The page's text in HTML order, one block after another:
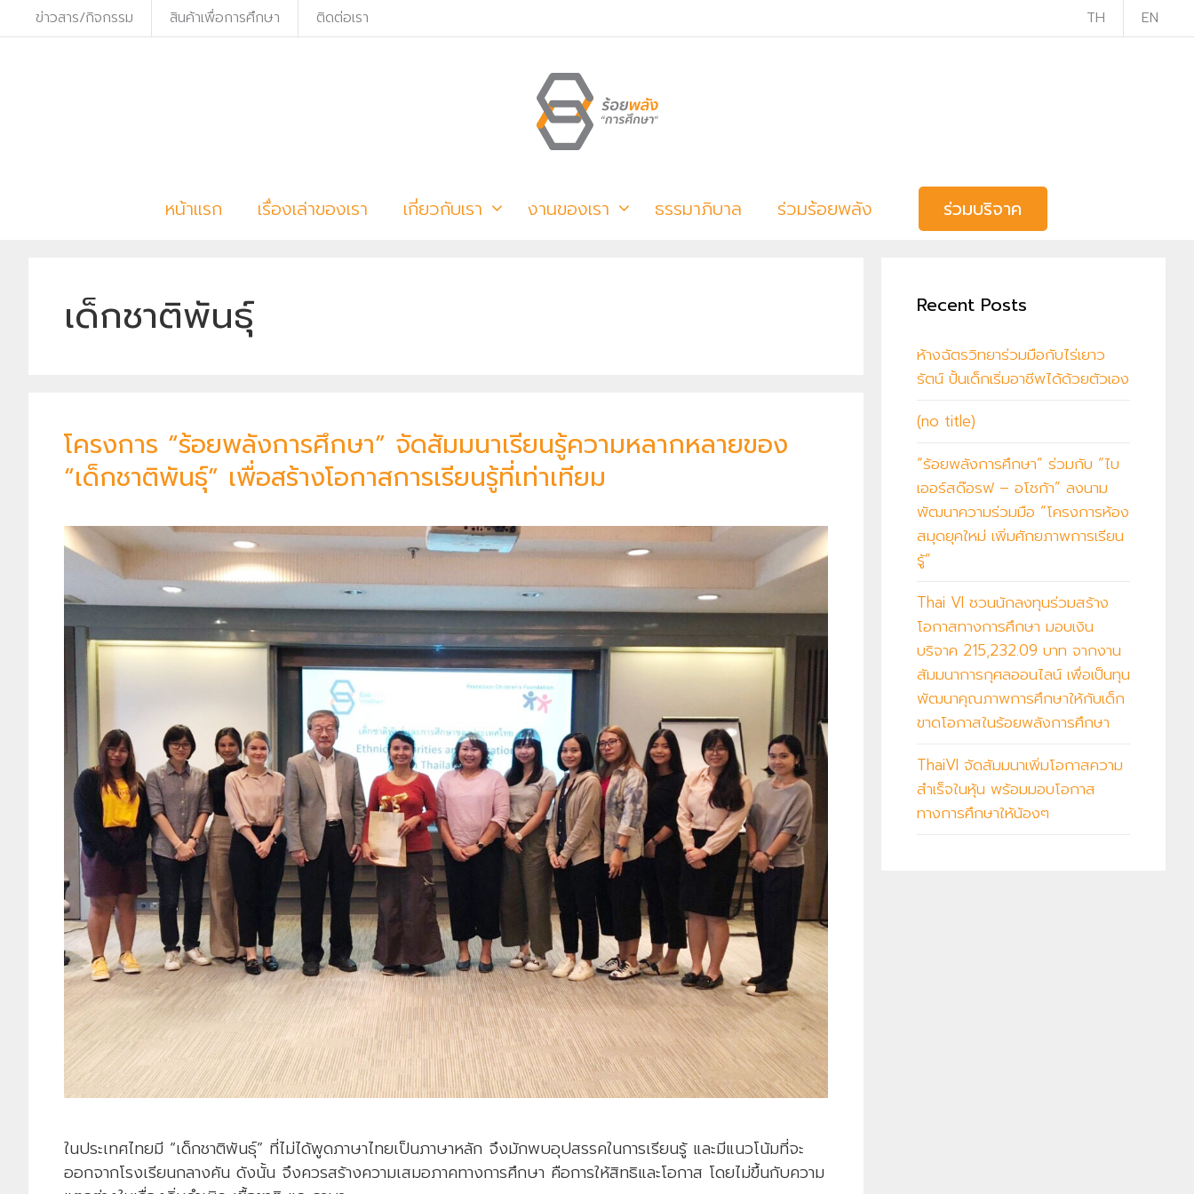
ข่าวสาร/กิจกรรม สินค้าเพื่อการศึกษา ติดต่อเรา TH EN
หน้าแรก เรื่องเล่าของเรา เกี่ยวกับเรา งานของเรา ธรรมาภิบาล ร่วมร้อยพลัง ร่วมบริจาค
เด็กชาติพันธุ์
โครงการ “ร้อยพลังการศึกษา” จัดสัมมนาเรียนรู้ความหลากหลายของ
“เด็กชาติพันธุ์” เพื่อสร้างโอกาสการเรียนรู้ที่เท่าเทียม
ในประเทศไทยมี “เด็กชาติพันธุ์” ที่ไม่ได้พูดภาษาไทยเป็นภาษาหลัก จึงมักพบอุปสรรคในการเรียนรู้ และมีแนวโน้มที่จะ
ออกจากโรงเรียนกลางคัน ดังนั้น จึงควรสร้างความเสมอภาคทางการศึกษา คือการให้สิทธิและโอกาส โดยไม่ขึ้นกับความ
Recent Posts
ห้างฉัตรวิทยาร่วมมือกับไร่เยาว
รัตน์ ปั้นเด็กเริ่มอาชีพได้ด้วยตัวเอง
(no title)
“ร้อยพลังการศึกษา” ร่วมกับ “ไบ
เออร์สด๊อรฟ – อโชก้า” ลงนาม
พัฒนาความร่วมมือ “โครงการห้อง
สมุดยุคใหม่ เพิ่มศักยภาพการเรียน
รู้”
Thai VI ชวนนักลงทุนร่วมสร้าง
โอกาสทางการศึกษา มอบเงิน
บริจาค 215,232.09 บาท จากงาน
สัมมนาการกุศลออนไลน์ เพื่อเป็นทุน
พัฒนาคุณภาพการศึกษาให้กับเด็ก
ขาดโอกาสในร้อยพลังการศึกษา
ThaiVI จัดสัมมนาเพิ่มโอกาสความ
สำเร็จในหุ้น พร้อมมอบโอกาส
ทางการศึกษาให้น้องๆ